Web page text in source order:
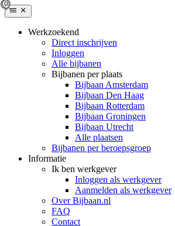
Werkzoekend
Direct inschrijven
Inloggen
Alle bijbanen
Bijbanen per plaats
Bijbaan Amsterdam
Bijbaan Den Haag
Bijbaan Rotterdam
Bijbaan Groningen
Bijbaan Utrecht
Alle plaatsen
Bijbanen per beroepsgroep
Informatie
Ik ben werkgever
Inloggen als werkgever
Aanmelden als werkgever
Over Bijbaan.nl
FAQ
Contact